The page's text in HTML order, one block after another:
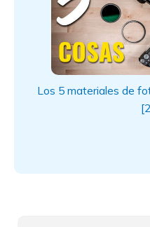
Los 5 materiales de